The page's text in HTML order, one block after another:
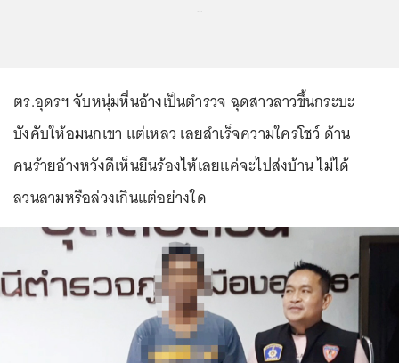
ตร.อุดรฯ จับหนุ่มหื่นอ้างเป็นตำรวจ ฉุดสาวลาวขึ้นกระบะ
บังคับให้อมนกเขา แต่เหลว เลยสำเร็จความใคร่โชว์ ด้าน
คนร้ายอ้างหวังดีเห็นยืนร้องไห้เลยแค่จะไปส่งบ้าน ไม่ได้
ลวนลามหรือล่วงเกินแต่อย่างใด